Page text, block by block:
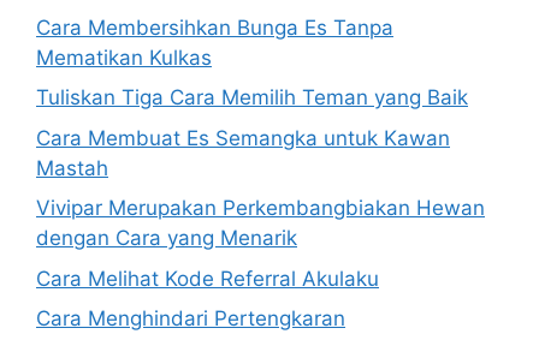
Cara Membersihkan Bunga Es Tanpa
Mematikan Kulkas
Tuliskan Tiga Cara Memilih Teman yang Baik
Cara Membuat Es Semangka untuk Kawan
Mastah
Vivipar Merupakan Perkembangbiakan Hewan
dengan Cara yang Menarik
Cara Melihat Kode Referral Akulaku
Cara Menghindari Pertengkaran